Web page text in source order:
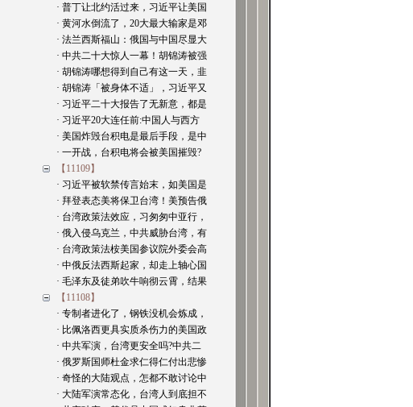
· 普丁让北约活过来，习近平让美国
· 黄河水倒流了，20大最大输家是邓
· 法兰西斯福山：俄国与中国尽显大
· 中共二十大惊人一幕！胡锦涛被强
· 胡锦涛哪想得到自己有这一天，韭
· 胡锦涛「被身体不适」，习近平又
· 习近平二十大报告了无新意，都是
· 习近平20大连任前:中国人与西方
· 美国炸毁台积电是最后手段，是中
· 一开战，台积电将会被美国摧毁?
【11109】
· 习近平被软禁传言始末，如美国是
· 拜登表态美将保卫台湾！美预告俄
· 台湾政策法效应，习匆匆中亚行，
· 俄入侵乌克兰，中共威胁台湾，有
· 台湾政策法桉美国参议院外委会高
· 中俄反法西斯起家，却走上轴心国
· 毛泽东及徒弟吹牛响彻云霄，结果
【11108】
· 专制者进化了，钢铁没机会炼成，
· 比佩洛西更具实质杀伤力的美国政
· 中共军演，台湾更安全吗?中共二
· 俄罗斯国师杜金求仁得仁付出悲惨
· 奇怪的大陆观点，怎都不敢讨论中
· 大陆军演常态化，台湾人到底担不